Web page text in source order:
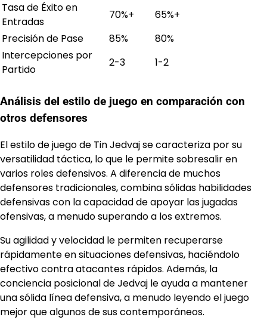
Tasa de Éxito en
Entradas
70%+
65%+
Precisión de Pase
85%
80%
Intercepciones por
Partido
2-3 1-2
Análisis del estilo de juego en comparación con
otros defensores
El estilo de juego de Tin Jedvaj se caracteriza por su
versatilidad táctica, lo que le permite sobresalir en
varios roles defensivos. A diferencia de muchos
defensores tradicionales, combina sólidas habilidades
defensivas con la capacidad de apoyar las jugadas
ofensivas, a menudo superando a los extremos.
Su agilidad y velocidad le permiten recuperarse
rápidamente en situaciones defensivas, haciéndolo
efectivo contra atacantes rápidos. Además, la
conciencia posicional de Jedvaj le ayuda a mantener
una sólida línea defensiva, a menudo leyendo el juego
mejor que algunos de sus contemporáneos.